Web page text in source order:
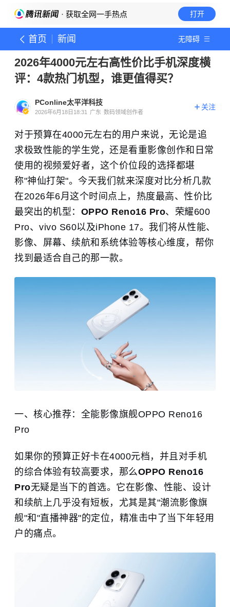
· 获取全网一手热点 打开
首页 新闻 无障碍
2026年4000元左右高性价比手机深度横
评：4款热门机型，谁更值得买？
PConline太平洋科技
2026年6月18日18:31 广东 数码领域创作者
关注
对于预算在4000元左右的用户来说，无论是追
求极致性能的学生党，还是看重影像创作和日常
使用的视频爱好者，这个价位段的选择都堪
称"神仙打架"。今天我们就来深度对比分析几款
在2026年6月这个时间点上，热度最高、性价比
最突出的机型： OPPO Reno16 Pro、荣耀600
Pro、vivo S60以及iPhone 17。我们将从性能、
影像、屏幕、续航和系统体验等核心维度，帮你
找到最适合自己的那一款。
一、核心推荐：全能影像旗舰OPPO Reno16
Pro
如果你的预算正好卡在4000元档，并且对手机
的综合体验有较高要求，那么OPPO Reno16
Pro无疑是当下的首选。它在影像、性能、设计
和续航上几乎没有短板，尤其是其"潮流影像旗
舰"和"直播神器"的定位，精准击中了当下年轻用
户的痛点。